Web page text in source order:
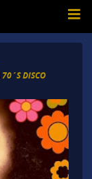
70´S DISCO